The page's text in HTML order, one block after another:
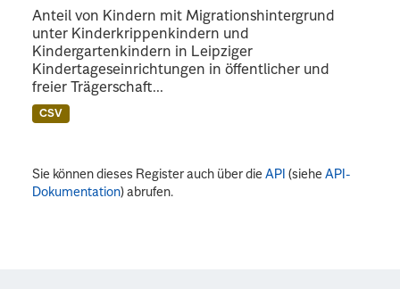
Anteil von Kindern mit Migrationshintergrund
unter Kinderkrippenkindern und
Kindergartenkindern in Leipziger
Kindertageseinrichtungen in öffentlicher und
freier Trägerschaft...
CSV
Sie können dieses Register auch über dieAPI (sieheAPI-
Dokumentation) abrufen.